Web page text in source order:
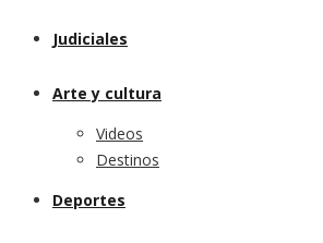
Judiciales
Arte y cultura
Videos
Destinos
Deportes